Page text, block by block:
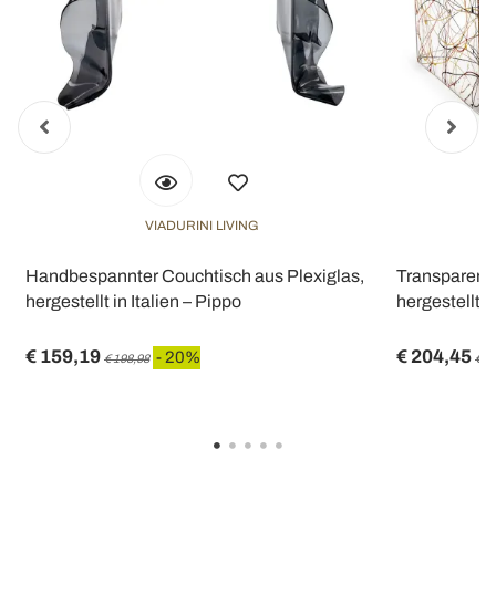
VIADURINI LIVING
Handbespannter Couchtisch aus Plexiglas,
hergestellt in Italien – Pippo
€ 159,19 € 198,98 - 20%
hergestellt
€ 204,45 €